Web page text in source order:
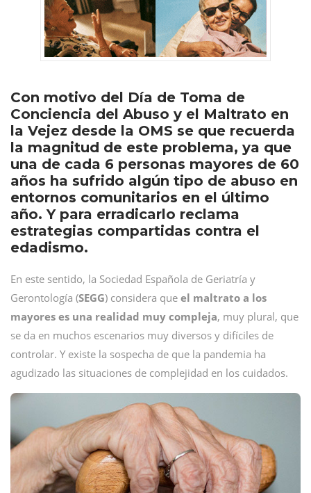
Con motivo del Día de Toma de
Conciencia del Abuso y el Maltrato en
la Vejez desde la OMS se que recuerda
la magnitud de este problema, ya que
una de cada 6 personas mayores de 60
años ha sufrido algún tipo de abuso en
entornos comunitarios en el último
año. Y para erradicarlo reclama
estrategias compartidas contra el
edadismo.
En este sentido, la Sociedad Española de Geriatría y
Gerontología (SEGG) considera que el maltrato a los
mayores es una realidad muy compleja, muy plural, que
se da en muchos escenarios muy diversos y difíciles de
controlar. Y existe la sospecha de que la pandemia ha
agudizado las situaciones de complejidad en los cuidados.